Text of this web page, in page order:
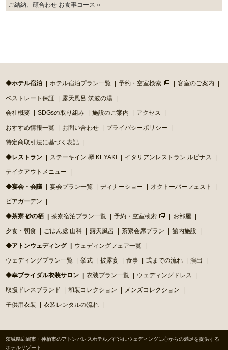
ご結納、顔合わせ お食事コース »
◆ホテル宿泊 ホテル宿泊プラン一覧 予約・空室検索 客室のご案内
ベストレート保証 露天風呂 筑波の湯
会社概要 SDGsの取り組み 施設のご案内 アクセス
おすすめ情報一覧 お問い合わせ プライバシーポリシー
特定商取引法に基づく表記
◆レストラン ステーキイン 欅 KEYAKI イタリアンレストラン ルピナス
テイクアウトメニュー
◆宴会・会議 宴会プラン一覧 ディナーショー オクトーバーフェスト
ビアガーデン
◆茶寮 砂の栖 茶寮宿泊プラン一覧 予約・空室検索 お部屋
夕食・朝食 ごはん處 山科 露天風呂 茶寮会席プラン 館内施設
◆アトンウェディング ウェディングフェア一覧
ウェディングプラン一覧 挙式 披露宴 食事 式までの流れ 演出
◆幸ブライダル衣装サロン 衣装プラン一覧 ウェディングドレス
取扱ドレスブランド 和装コレクション メンズコレクション
子供用衣装 衣装レンタルの流れ
茨城県鹿嶋市・神栖市のアトンパレスホテル／宿泊にウェディングに心からの満足を提供する
ホテルリゾート